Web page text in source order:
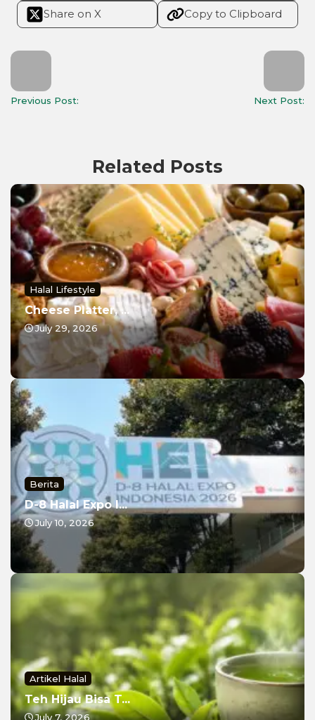
Share on X Copy to Clipboard
Previous Post: Next Post:
Related Posts
Halal Lifestyle
Cheese Platter, ...
July 29, 2026
Berita
D-8 Halal Expo I...
July 10, 2026
Artikel Halal
Teh Hijau Bisa T...
July 7, 2026